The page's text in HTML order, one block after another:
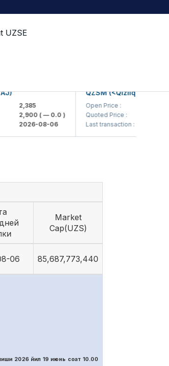
UZSE
2,385
2,900( — 0.0 )
2026-08-06
QZSM (<Qizilqumsement>
Open Price :
Quoted Price :
Last transaction :
Market
Cap(UZS)
06 85,687,773,440
2026 йил 19 июнь соат 10.00